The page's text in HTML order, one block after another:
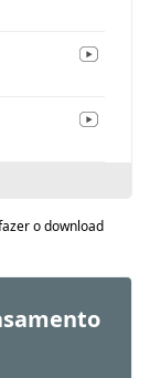
o download